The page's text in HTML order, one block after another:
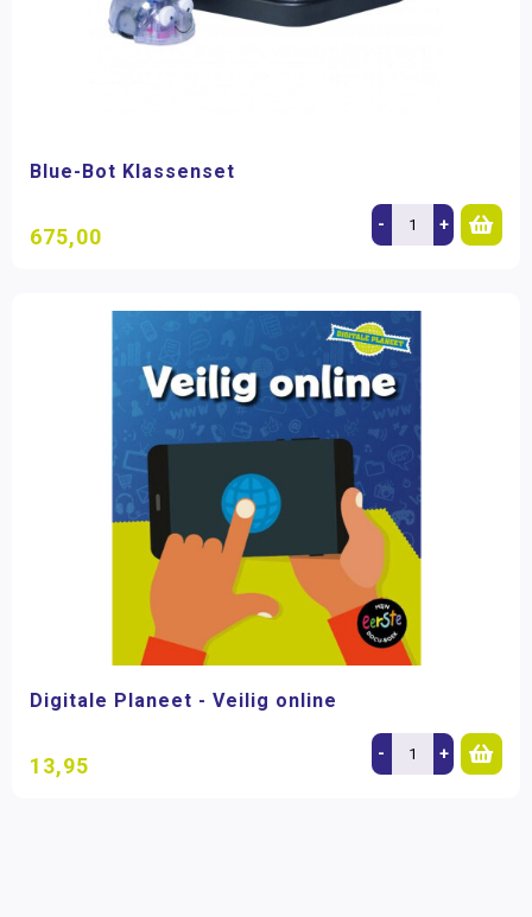
Blue-Bot Klassenset
675,00 - +
Digitale Planeet - Veilig online
13,95 - +